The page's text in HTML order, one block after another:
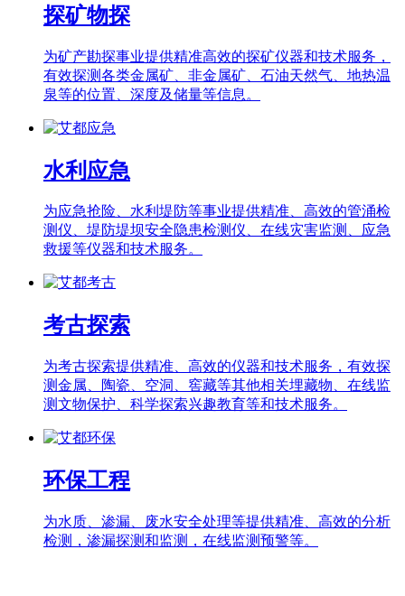
探矿物探
为矿产勘探事业提供精准高效的探矿仪器和技术服务，
有效探测各类金属矿、非金属矿、石油天然气、地热温
泉等的位置、深度及储量等信息。
水利应急
为应急抢险、水利堤防等事业提供精准、高效的管涌检
测仪、堤防堤坝安全隐患检测仪、在线灾害监测、应急
救援等仪器和技术服务。
考古探索
为考古探索提供精准、高效的仪器和技术服务，有效探
测金属、陶瓷、空洞、窖藏等其他相关埋藏物、在线监
测文物保护、科学探索兴趣教育等和技术服务。
环保工程
为水质、渗漏、废水安全处理等提供精准、高效的分析
检测，渗漏探测和监测，在线监测预警等。